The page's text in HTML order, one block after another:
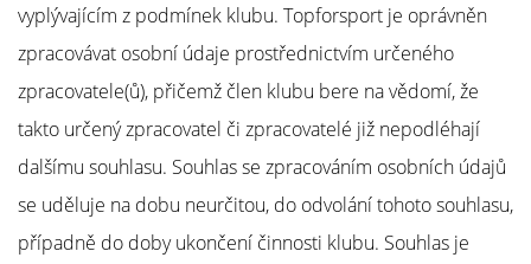
vyplývajícím z podmínek klubu. Topforsport je oprávněn
zpracovávat osobní údaje prostřednictvím určeného
zpracovatele(ů), přičemž člen klubu bere na vědomí, že
takto určený zpracovatel či zpracovatelé již nepodléhají
dalšímu souhlasu. Souhlas se zpracováním osobních údajů
se uděluje na dobu neurčitou, do odvolání tohoto souhlasu,
případně do doby ukončení činnosti klubu. Souhlas je